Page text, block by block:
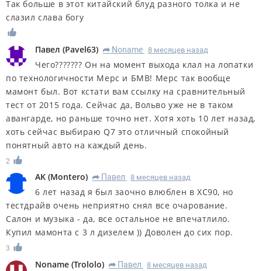
Так больше в этот китайский блуд разного толка и не
слазил слава богу
Павел (Pavel63) R Noname 8 месяцев назад
Чего??????? Он на момент выхода клал на лопатки
по технологичности Мерс и БМВ! Мерс так вообще
мамонт был. Вот кстати вам ссылку на сравнительный
тест от 2015 года. Сейчас да, Вольво уже не в таком
авангарде, но раньше точно нет. Хотя хоть 10 лет назад,
хоть сейчас выбираю Q7 это отличный спокойный
понятный авто на каждый день.
2
AK (Montero) R Павел 8 месяцев назад
6 лет назад я был заочно влюблен в XC90, но
тестдрайв очень неприятно снял все очарование.
Салон и музыка - да, все остальное не впечатлило.
Купил мамонта с 3 л дизелем )) Доволен до сих пор.
3
Noname (Trololo) R Павел 8 месяцев назад